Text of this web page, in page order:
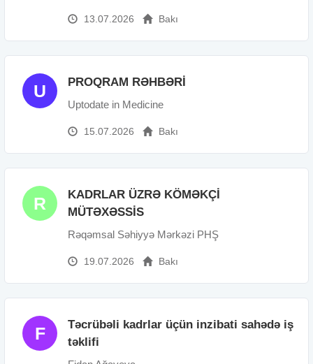
13.07.2026 Bakı
U PROQRAM RƏHBƏRİ
Uptodate in Medicine
15.07.2026 Bakı
R
KADRLAR ÜZRƏ KÖMƏKÇİ
MÜTƏXƏSSİS
Rəqəmsal Səhiyyə Mərkəzi PHŞ
19.07.2026 Bakı
F
Təcrübəli kadrlar üçün inzibati sahədə iş
təklifi